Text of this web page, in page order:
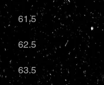
61.5
62.5
63.5